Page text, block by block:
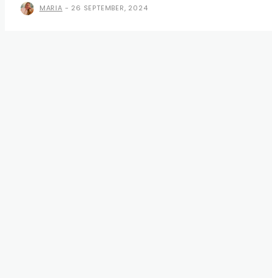
MARIA - 26 SEPTEMBER, 2024